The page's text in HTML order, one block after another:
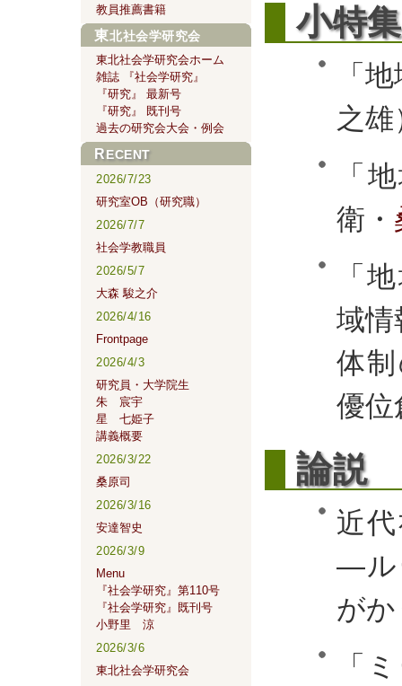
小特
「
之雄
「
衛・
「
域
体
優
論説
近
―ル
が
「
教員推薦書籍
東北社会学研究会
東北社会学研究会ホーム
雑誌 『社会学研究』
『研究』 最新号
『研究』 既刊号
過去の研究会大会・例会
RECENT
2026/7/23
研究室OB（研究職）
2026/7/7
社会学教職員
2026/5/7
大森 駿之介
2026/4/16
Frontpage
2026/4/3
研究員・大学院生
朱 宸宇
星 七姫子
講義概要
2026/3/22
桑原司
2026/3/16
安達智史
2026/3/9
Menu
『社会学研究』第110号
『社会学研究』既刊号
小野里 涼
2026/3/6
東北社会学研究会